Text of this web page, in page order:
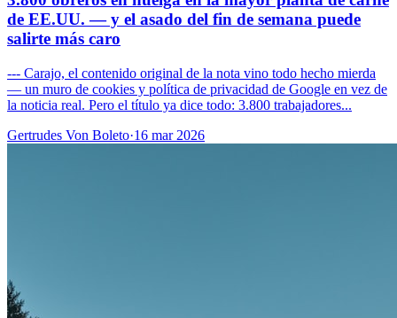
de EE.UU. — y el asado del fin de semana puede
salirte más caro
--- Carajo, el contenido original de la nota vino todo hecho mierda
— un muro de cookies y política de privacidad de Google en vez de
la noticia real. Pero el título ya dice todo: 3.800 trabajadores...
Gertrudes Von Boleto·16 mar 2026